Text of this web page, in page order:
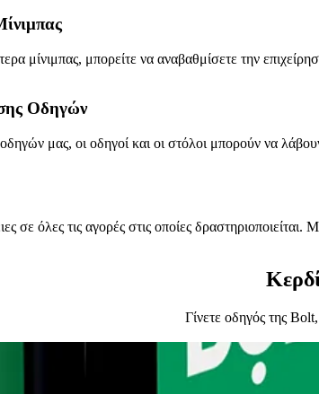
μίνιμπας, μπορείτε να αναβαθμίσετε την
Οδηγών
μας, οι οδηγοί και οι στόλοι μπορούν να
σε όλες τις αγορές στις οποίες δραστηριοποιείται.
Γίνετε οδηγός της
εαυτού σας. Ξεκινήστε να οδηγείτε και
για να υποβάλετε τις πληροφορίες σας.